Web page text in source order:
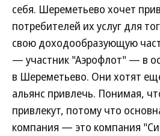
себя. Шереметьево хочет
потребителей их услуг для
свою доходообразующую
— участник "Аэрофлот" — в
в Шереметьево. Они хотят
альянс привлечь. Понимая,
привлекут, потому что
компания — это компания